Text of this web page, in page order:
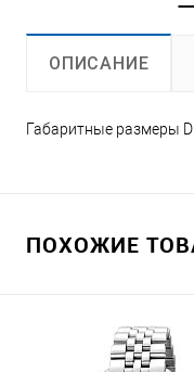
ОПИСАНИЕ
Габаритные размеры
ПОХОЖИЕ